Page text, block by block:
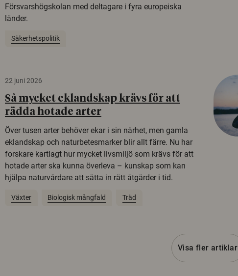
Försvarshögskolan med deltagare i fyra europeiska
länder.
Säkerhetspolitik
22 juni 2026
Så mycket eklandskap krävs för att
rädda hotade arter
Över tusen arter behöver ekar i sin närhet, men gamla
eklandskap och naturbetesmarker blir allt färre. Nu har
forskare kartlagt hur mycket livsmiljö som krävs för att
hotade arter ska kunna överleva – kunskap som kan
hjälpa naturvårdare att sätta in rätt åtgärder i tid.
Växter Biologisk mångfald Träd
Visa fler artiklar